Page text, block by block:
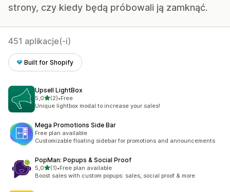
strony, czy kiedy będą próbowali ją zamknąć.
451 aplikacje(-i)
Built for Shopify
Upsell LightBox
5,0na 5 gwiazdek
(2)
Łączna liczba recenzji: 2
•Free
Unique lightbox modal to increase your sales!
Mega Promotions Side Bar
Free plan available
Customizable floating sidebar for promotions and announcements
PopMan: Popups & Social Proof
5,0na 5 gwiazdek
(1)
Łączna liczba recenzji: 1
•Free plan available
Boost sales with custom popups: sales, social proof & more